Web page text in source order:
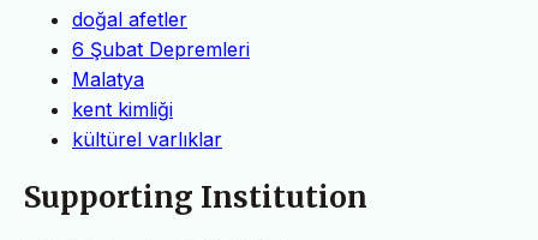
doğal afetler
6 Şubat Depremleri
Malatya
kent kimliği
kültürel varlıklar
Supporting Institution